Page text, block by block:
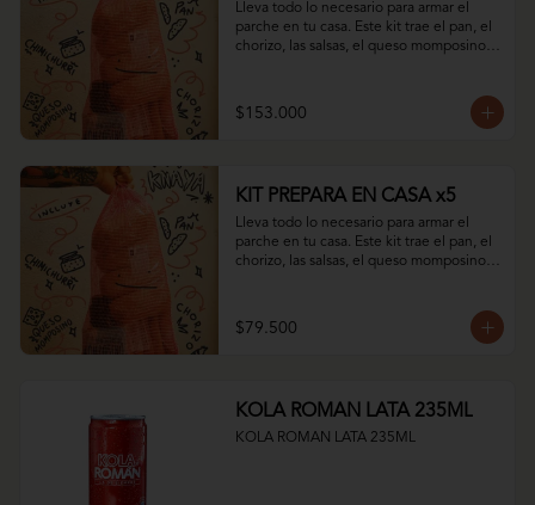
Lleva todo lo necesario para armar el
parche en tu casa. Este kit trae el pan, el
chorizo, las salsas, el queso momposino y
$153.000
KIT PREPARA EN CASA x5
Lleva todo lo necesario para armar el
parche en tu casa. Este kit trae el pan, el
chorizo, las salsas, el queso momposino y
$79.500
KOLA ROMAN LATA 235ML
KOLA ROMAN LATA 235ML